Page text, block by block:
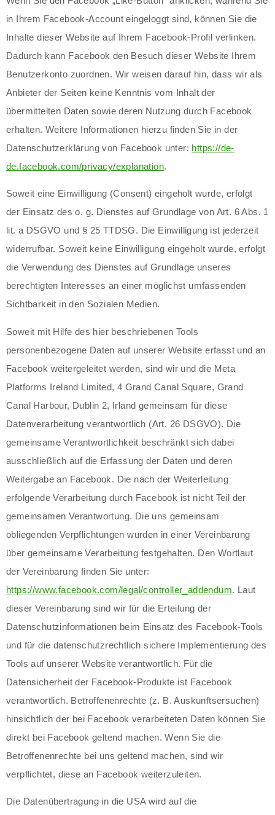
in Ihrem Facebook-Account eingeloggt sind, können Sie die
Inhalte dieser Website auf Ihrem Facebook-Profil verlinken.
Dadurch kann Facebook den Besuch dieser Website Ihrem
Benutzerkonto zuordnen. Wir weisen darauf hin, dass wir als
Anbieter der Seiten keine Kenntnis vom Inhalt der
übermittelten Daten sowie deren Nutzung durch Facebook
erhalten. Weitere Informationen hierzu finden Sie in der
Datenschutzerklärung von Facebook unter: https://de-
de.facebook.com/privacy/explanation.
Soweit eine Einwilligung (Consent) eingeholt wurde, erfolgt
der Einsatz des o. g. Dienstes auf Grundlage von Art. 6 Abs. 1
lit. a DSGVO und § 25 TTDSG. Die Einwilligung ist jederzeit
widerrufbar. Soweit keine Einwilligung eingeholt wurde, erfolgt
die Verwendung des Dienstes auf Grundlage unseres
berechtigten Interesses an einer möglichst umfassenden
Sichtbarkeit in den Sozialen Medien.
Soweit mit Hilfe des hier beschriebenen Tools
personenbezogene Daten auf unserer Website erfasst und an
Facebook weitergeleitet werden, sind wir und die Meta
Platforms Ireland Limited, 4 Grand Canal Square, Grand
Canal Harbour, Dublin 2, Irland gemeinsam für diese
Datenverarbeitung verantwortlich (Art. 26 DSGVO). Die
gemeinsame Verantwortlichkeit beschränkt sich dabei
ausschließlich auf die Erfassung der Daten und deren
Weitergabe an Facebook. Die nach der Weiterleitung
erfolgende Verarbeitung durch Facebook ist nicht Teil der
gemeinsamen Verantwortung. Die uns gemeinsam
obliegenden Verpflichtungen wurden in einer Vereinbarung
über gemeinsame Verarbeitung festgehalten. Den Wortlaut
der Vereinbarung finden Sie unter:
https://www.facebook.com/legal/controller_addendum. Laut
dieser Vereinbarung sind wir für die Erteilung der
Datenschutzinformationen beim Einsatz des Facebook-Tools
und für die datenschutzrechtlich sichere Implementierung des
Tools auf unserer Website verantwortlich. Für die
Datensicherheit der Facebook-Produkte ist Facebook
verantwortlich. Betroffenenrechte (z. B. Auskunftsersuchen)
hinsichtlich der bei Facebook verarbeiteten Daten können Sie
direkt bei Facebook geltend machen. Wenn Sie die
Betroffenenrechte bei uns geltend machen, sind wir
verpflichtet, diese an Facebook weiterzuleiten.
Die Datenübertragung in die USA wird auf die